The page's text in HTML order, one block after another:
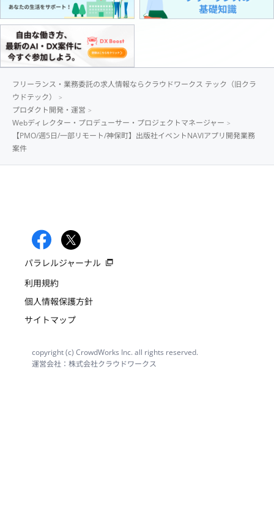
フリーランス・業務委託の求人情報ならクラウドワークス テック（旧クラ
ウドテック）
プロダクト開発・運営
Webディレクター・プロデューサー・プロジェクトマネージャー
【PMO/週5日/一部リモート/神保町】出版社イベントNAVIアプリ開発業務
案件
パラレルジャーナル
利用規約
個人情報保護方針
サイトマップ
copyright (c) CrowdWorks Inc. all rights reserved.
運営会社：株式会社クラウドワークス